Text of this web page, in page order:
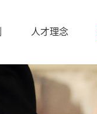
人才理念